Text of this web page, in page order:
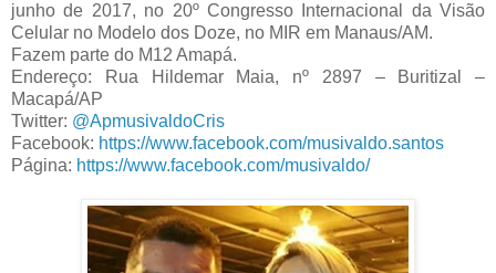
junho de 2017, no 20º Congresso Internacional da Visão
Celular no Modelo dos Doze, no MIR em Manaus/AM.
Fazem parte do M12 Amapá.
Endereço: Rua Hildemar Maia, nº 2897 – Buritizal –
Macapá/AP
Twitter: @ApmusivaldoCris
Facebook: https://www.facebook.com/musivaldo.santos
Página: https://www.facebook.com/musivaldo/